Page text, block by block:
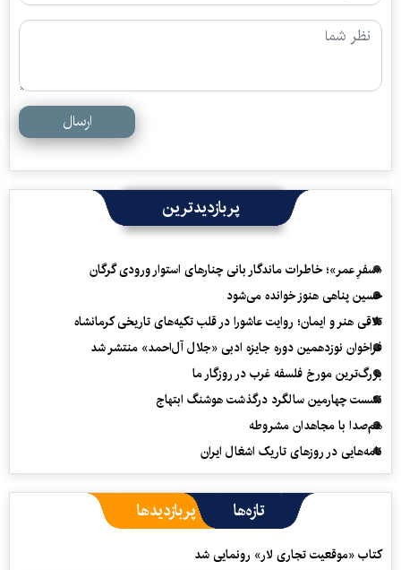
ارسال
پربازدیدترین
«سفرِ عمر»؛ خاطرات ماندگار بانی چنارهای استوار ورودی گرگان
حسین پناهی هنوز خوانده می‌شود
تلاقی هنر و ایمان؛ روایت عاشورا در قلب تکیه‌های تاریخی کرمانشاه
فراخوان نوزدهمین دوره جایزه ادبی «جلال آل‌احمد» منتشر شد
بزرگ‌ترین مورخ فلسفه غرب در روزگار ما
نشست چهارمین سالگرد درگذشت هوشنگ ابتهاج
هم‌صدا با مجاهدان مشروطه
نامه‌هایی در روزهای تاریک اشغال ایران
تازه‌ها پربازدیدها
کتاب «موقعیت تجاری لار» رونمایی شد